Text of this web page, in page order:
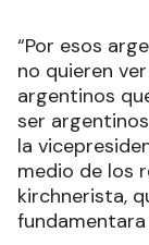
“Por esos
no quieren
argentinos
ser
la
medio de los
kirchnerista,